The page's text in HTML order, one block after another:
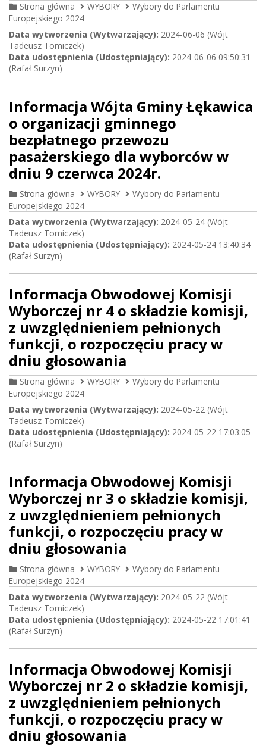
Strona główna WYBORY
Wybory do Parlamentu
Europejskiego 2024
Data wytworzenia (Wytwarzający): 2024-06-06 (Wójt
Tadeusz Tomiczek)
Data udostępnienia (Udostępniający): 2024-06-06 09:50:31
(Rafał Surzyn)
Informacja Wójta Gminy Łękawica
o organizacji gminnego
bezpłatnego przewozu
pasażerskiego dla wyborców w
dniu 9 czerwca 2024r.
Strona główna WYBORY
Wybory do Parlamentu
Europejskiego 2024
Data wytworzenia (Wytwarzający): 2024-05-24 (Wójt
Tadeusz Tomiczek)
Data udostępnienia (Udostępniający): 2024-05-24 13:40:34
(Rafał Surzyn)
Informacja Obwodowej Komisji
Wyborczej nr 4 o składzie komisji,
z uwzględnieniem pełnionych
funkcji, o rozpoczęciu pracy w
dniu głosowania
Strona główna WYBORY
Wybory do Parlamentu
Europejskiego 2024
Data wytworzenia (Wytwarzający): 2024-05-22 (Wójt
Tadeusz Tomiczek)
Data udostępnienia (Udostępniający): 2024-05-22 17:03:05
(Rafał Surzyn)
Informacja Obwodowej Komisji
Wyborczej nr 3 o składzie komisji,
z uwzględnieniem pełnionych
funkcji, o rozpoczęciu pracy w
dniu głosowania
Strona główna WYBORY
Wybory do Parlamentu
Europejskiego 2024
Data wytworzenia (Wytwarzający): 2024-05-22 (Wójt
Tadeusz Tomiczek)
Data udostępnienia (Udostępniający): 2024-05-22 17:01:41
(Rafał Surzyn)
Informacja Obwodowej Komisji
Wyborczej nr 2 o składzie komisji,
z uwzględnieniem pełnionych
funkcji, o rozpoczęciu pracy w
dniu głosowania